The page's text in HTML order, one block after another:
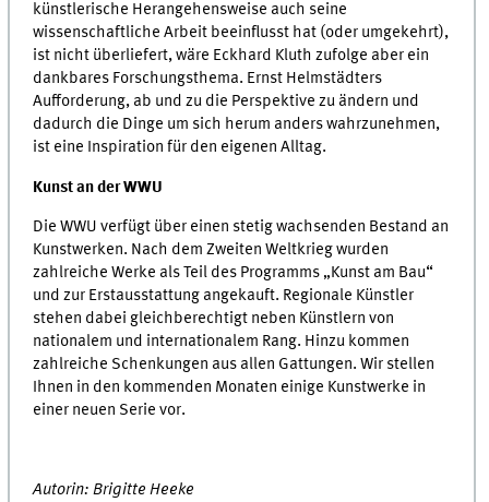
künstlerische Herangehensweise auch seine
wissenschaftliche Arbeit beeinflusst hat (oder umgekehrt),
ist nicht überliefert, wäre Eckhard Kluth zufolge aber ein
dankbares Forschungsthema. Ernst Helmstädters
Aufforderung, ab und zu die Perspektive zu ändern und
dadurch die Dinge um sich herum anders wahrzunehmen,
ist eine Inspiration für den eigenen Alltag.
Kunst an der WWU
Die WWU verfügt über einen stetig wachsenden Bestand an
Kunstwerken. Nach dem Zweiten Weltkrieg wurden
zahlreiche Werke als Teil des Programms „Kunst am Bau“
und zur Erstausstattung angekauft. Regionale Künstler
stehen dabei gleichberechtigt neben Künstlern von
nationalem und internationalem Rang. Hinzu kommen
zahlreiche Schenkungen aus allen Gattungen. Wir stellen
Ihnen in den kommenden Monaten einige Kunstwerke in
einer neuen Serie vor.
Autorin: Brigitte Heeke